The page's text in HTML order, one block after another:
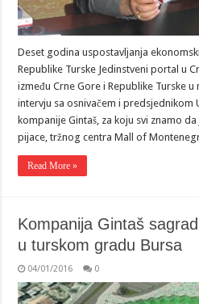
Deset godina uspostavljanja
Republike Turske Jedinstveni portal u
između Crne Gore i Republike Turske
intervju sa osnivačem i
kompanije Gintaš, za koju svi znamo
pijace, tržnog centra Mall of
Read More »
Kompanija Gintaš
u turskom gradu Bursa
04/01/2016 0